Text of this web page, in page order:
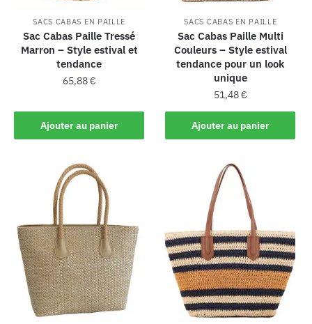
SACS CABAS EN PAILLE
Sac Cabas Paille Tressé
Marron – Style estival et
tendance
65,88€
Ajouter au panier
SACS CABAS EN PAILLE
Sac Cabas Paille Multi
Couleurs – Style estival
tendance pour un look
unique
51,48€
Ajouter au panier